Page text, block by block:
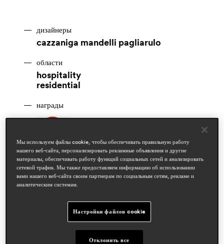
дизайнеры
cazzaniga mandelli pagliarulo
области
hospitality
residential
награды
статьи в прессе
ifdm
apr 2024, italy
nov 2021, holland
Мы используем файлы cookie, чтобы обеспечивать правильную работу
нашего веб-сайта, персонализировать рекламные объявления и другие
материалы, обеспечивать работу функций социальных сетей и анализировать
сетевой трафик. Мы также предоставляем информацию об использовании
вами нашего веб-сайта своим партнерам по социальным сетям, рекламе и
аналитическим системам.
Настройки файлов cookie
Отклонить все